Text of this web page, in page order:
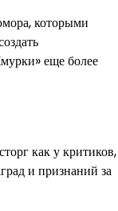
которыми
еще более
как у критиков,
и признаний за